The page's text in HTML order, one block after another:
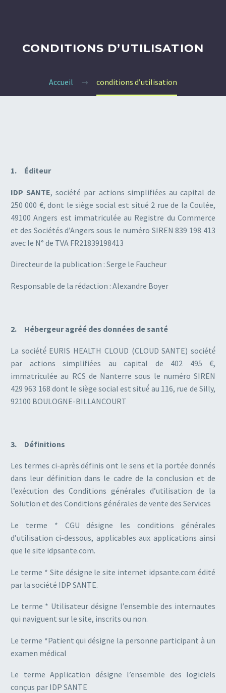
CONDITIONS D’UTILISATION
Accueil conditions d’utilisation
1. Éditeur
IDP SANTE, société par actions simplifiées au capital de
250 000 €, dont le siège social est situé 2 rue de la Coulée,
49100 Angers est immatriculée au Registre du Commerce
et des Sociétés d’Angers sous le numéro SIREN 839 198 413
avec le N° de TVA FR21839198413
Directeur de la publication : Serge le Faucheur
Responsable de la rédaction : Alexandre Boyer
2. Hébergeur agréé des données de santé
La société́ EURIS HEALTH CLOUD (CLOUD SANTE) société́
par actions simplifiées au capital de 402 495 €,
immatriculée au RCS de Nanterre sous le numéro SIREN
429 963 168 dont le siège social est situé́ au 116, rue de Silly,
92100 BOULOGNE-BILLANCOURT
3. Définitions
Les termes ci-après définis ont le sens et la portée donnés
dans leur définition dans le cadre de la conclusion et de
l’exécution des Conditions générales d’utilisation de la
Solution et des Conditions générales de vente des Services
Le terme * CGU désigne les conditions générales
d’utilisation ci-dessous, applicables aux applications ainsi
que le site idpsante.com.
Le terme * Site désigne le site internet idpsante.com édité
par la société IDP SANTE.
Le terme * Utilisateur désigne l’ensemble des internautes
qui naviguent sur le site, inscrits ou non.
Le terme *Patient qui désigne la personne participant à un
examen médical
Le terme Application désigne l’ensemble des logiciels
conçus par IDP SANTE